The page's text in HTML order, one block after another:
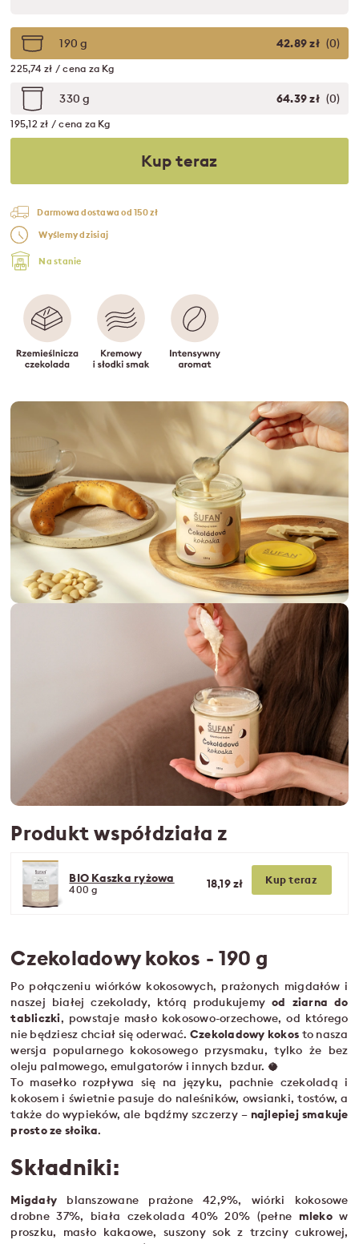
Produkt współdziała z
BIO Kaszka ryżowa
400 g 18,19 zł Kup teraz
Czekoladowy kokos - 190 g
Po połączeniu wiórków kokosowych, prażonych migdałów i
naszej białej czekolady, którą produkujemyod ziarna do
tabliczki, powstaje masło kokosowo-orzechowe, od którego
nie będziesz chciał się oderwać. Czekoladowy kokos to nasza
wersja popularnego kokosowego przysmaku, tylko że bez
oleju palmowego, emulgatorów i innych bzdur. 🥥
To masełko rozpływa się na języku, pachnie czekoladą i
kokosem i świetnie pasuje do naleśników, owsianki, tostów, a
także do wypieków, ale bądźmy szczerzy – najlepiej smakuje
prosto ze słoika.
Składniki:
Migdały blanszowane prażone 42,9%, wiórki kokosowe
drobne 37%, biała czekolada 40% 20% (pełne mlekow
proszku, masło kakaowe, suszony sok z trzciny cukrowej,
190 g 42.89 zł (0)
225,74 zł / cena za Kg
330 g 64.39 zł (0)
195,12 zł / cena za Kg
Kup teraz
Darmowa dostawa od 150 zł
Wyślemy dzisiaj
Na stanie